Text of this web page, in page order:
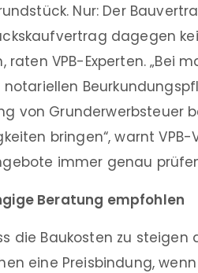
Nur: Der
dagegen
raten VPB-Experten. „Bei
von Grunderwerbsteuer
bringen“, warnt
immer genau
Beratung empfohlen
die Baukosten zu steigen
eine Preisbindung,